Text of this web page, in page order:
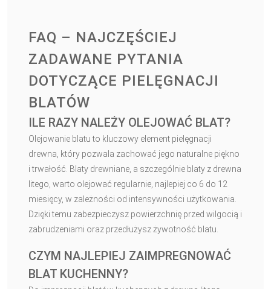
FAQ – NAJCZĘŚCIEJ
ZADAWANE PYTANIA
DOTYCZĄCE PIELĘGNACJI
BLATÓW
ILE RAZY NALEŻY OLEJOWAĆ BLAT?
Olejowanie blatu to kluczowy element pielęgnacji
drewna, który pozwala zachować jego naturalne piękno
i trwałość. Blaty drewniane, a szczególnie blaty z drewna
litego, warto olejować regularnie, najlepiej co 6 do 12
miesięcy, w zależności od intensywności użytkowania.
Dzięki temu zabezpieczysz powierzchnię przed wilgocią i
zabrudzeniami oraz przedłużysz żywotność blatu.
CZYM NAJLEPIEJ ZAIMPREGNOWAĆ
BLAT KUCHENNY?